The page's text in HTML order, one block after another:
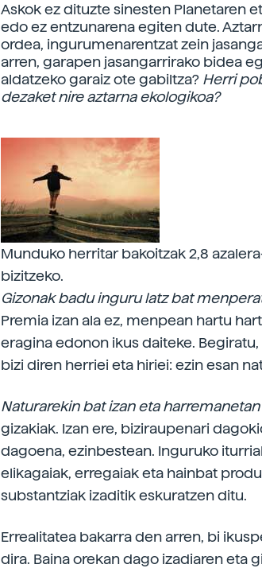
Askok ez dituzte sinesten Planetaren
edo ez entzunarena egiten dute.
ordea, ingurumenarentzat zein
arren, garapen jasangarrirako bidea
aldatzeko garaiz ote gabiltza? Herri
dezaket nire aztarna ekologikoa?
Munduko herritar bakoitzak 2,8
bizitzeko.
Gizonak badu inguru latz bat
Premia izan ala ez, menpean hartu
eragina edonon ikus daiteke.
bizi diren herriei eta hiriei: ezin esan
Naturarekin bat izan eta harremanetan
gizakiak. Izan ere, biziraupenari
dagoena, ezinbestean. Inguruko
elikagaiak, erregaiak eta hainbat
substantziak izaditik eskuratzen ditu.
Errealitatea bakarra den arren, bi
dira. Baina orekan dago izadiaren eta